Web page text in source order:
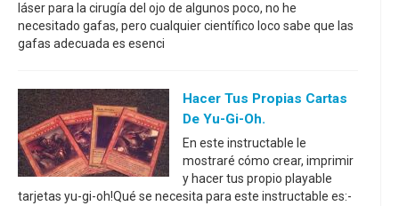
láser para la cirugía del ojo de algunos poco, no he
necesitado gafas, pero cualquier científico loco sabe que las
gafas adecuada es esenci
Hacer Tus Propias Cartas
De Yu-Gi-Oh.
En este instructable le
mostraré cómo crear, imprimir
y hacer tus propio playable
tarjetas yu-gi-oh!Qué se necesita para este instructable es:-